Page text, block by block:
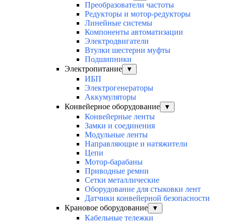
Преобразователи частоты
Редукторы и мотор-редукторы
Линейные системы
Компоненты автоматизации
Электродвигатели
Втулки шестерни муфты
Подшипники
Электропитание
▼
ИБП
Электрогенераторы
Аккумуляторы
Конвейерное оборудование
▼
Конвейерные ленты
Замки и соединения
Модульные ленты
Направляющие и натяжители
Цепи
Мотор-барабаны
Приводные ремни
Сетки металлические
Оборудование для стыковки лент
Датчики конвейерной безопасности
Крановое оборудование
▼
Кабельные тележки